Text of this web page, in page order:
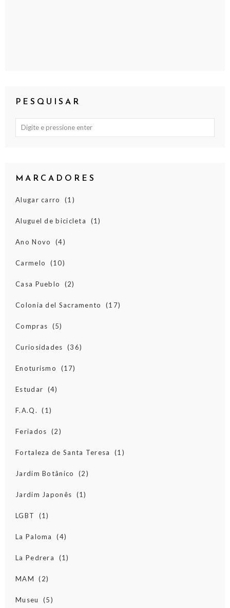
PESQUISAR
MARCADORES
Alugar carro (1)
Aluguel de bicicleta (1)
Ano Novo (4)
Carmelo (10)
Casa Pueblo (2)
Colonia del Sacramento (17)
Compras (5)
Curiosidades (36)
Enoturismo (17)
Estudar (4)
F.A.Q. (1)
Feriados (2)
Fortaleza de Santa Teresa (1)
Jardim Botânico (2)
Jardim Japonês (1)
LGBT (1)
La Paloma (4)
La Pedrera (1)
MAM (2)
Museu (5)